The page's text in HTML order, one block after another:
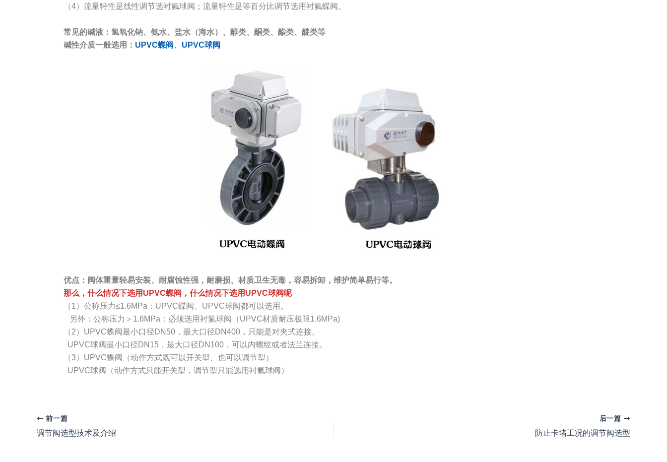
（4）流量特性是线性调节选衬氟球阀；流量特性是等百分比调节选用衬氟蝶阀。
常见的碱液：氢氧化钠、氨水、盐水（海水）、醇类、酮类、酯类、醚类等
碱性介质一般选用： UPVC蝶阀、 UPVC球阀
优点：阀体重量轻易安装、耐腐蚀性强，耐磨损、材质卫生无毒，容易拆卸，维护简单易行等。
那么，什么情况下选用UPVC蝶阀，什么情况下选用UPVC球阀呢
（1）公称压力≤1.6MPa：UPVC蝶阀、UPVC球阀都可以选用。
另外：公称压力＞1.6MPa：必须选用衬氟球阀（UPVC材质耐压极限1.6MPa)
（2）UPVC蝶阀最小口径DN50，最大口径DN400，只能是对夹式连接。
UPVC球阀最小口径DN15，最大口径DN100，可以内螺纹或者法兰连接。
（3）UPVC蝶阀（动作方式既可以开关型、也可以调节型）
UPVC球阀（动作方式只能开关型，调节型只能选用衬氟球阀）
前一篇
调节阀选型技术及介绍
后一篇
防止卡堵工况的调节阀选型